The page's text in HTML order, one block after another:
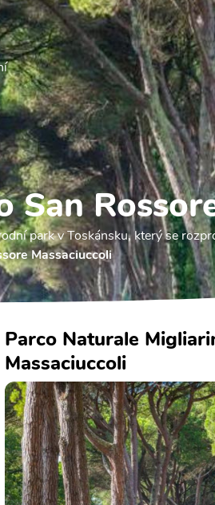
park v Toskánsku, který se
Massaciuccoli
Parco Naturale
Massaciuccoli